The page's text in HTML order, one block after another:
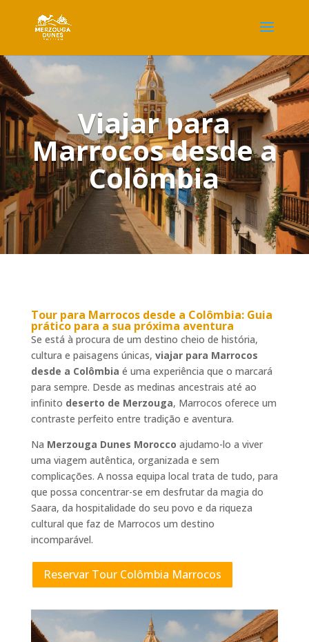
Viajar para
Marrocos desde a
Colômbia
Tour para Marrocos desde a Colômbia: Guia
prático para a sua próxima aventura
Se está à procura de um destino cheio de história,
cultura e paisagens únicas, viajar para Marrocos
desde a Colômbia é uma experiência que o marcará
para sempre. Desde as medinas ancestrais até ao
infinito deserto de Merzouga, Marrocos oferece um
contraste perfeito entre tradição e aventura.
Na Merzouga Dunes Morocco ajudamo-lo a viver
uma viagem autêntica, organizada e sem
complicações. A nossa equipa local trata de tudo, para
que possa concentrar-se em desfrutar da magia do
Saara, da hospitalidade do seu povo e da riqueza
cultural que faz de Marrocos um destino
incomparável.
Reservar Tour Colômbia Marrocos